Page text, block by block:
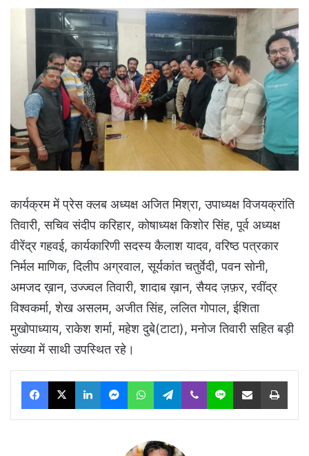
कार्यक्रम में प्रेस क्लब अध्यक्ष अजित मिश्रा, उपाध्यक्ष विजयक्रांति
तिवारी, सचिव संदीप करिहार, कोषाध्यक्ष किशोर सिंह, पूर्व अध्यक्ष
वीरेंद्र गहवई, कार्यकारिणी सदस्य कैलाश यादव, वरिष्ठ पत्रकार
निर्मल माणिक, दिलीप अग्रवाल, सूर्यकांत चतुर्वेदी, पवन सोनी,
अमजद ख़ान, उज्ज्वल तिवारी, शादाब ख़ान, सैयद ज़फ़र, रवींद्र
विश्वकर्मा, शेख असलम, अजीत सिंह, ललित गोपाल, ईशिता
मुखोपाध्याय, राकेश शर्मा, महेश दुबे(टाटा), मनोज तिवारी सहित बड़ी
संख्या में साथी उपस्थित रहे।
Facebook
X LinkedInMessengerWhatsAppTelegram
Viber Line Share via Email Print